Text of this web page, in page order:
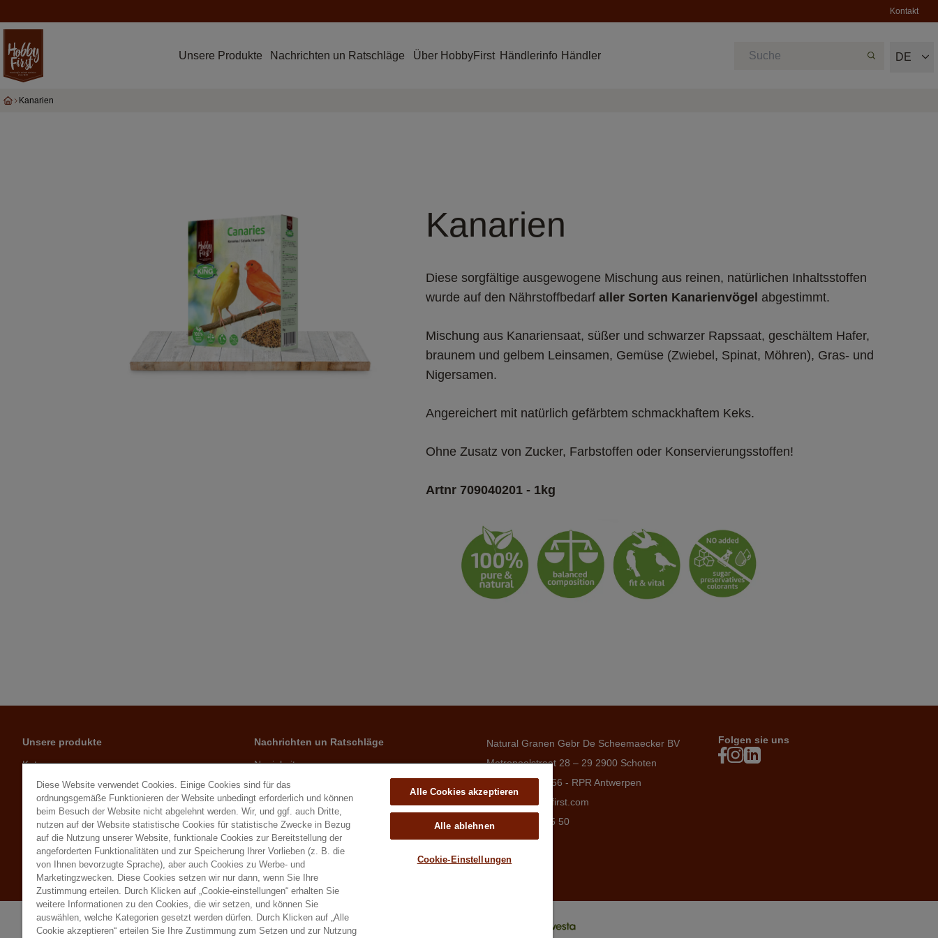
Kontakt
Unsere Produkte Nachrichten un Ratschläge Über HobbyFirst Händlerinfo Händler DE
Kanarien
Kanarien
Diese sorgfältige ausgewogene Mischung aus reinen, natürlichen Inhaltsstoffen
wurde auf den Nährstoffbedarf aller Sorten Kanarienvögel abgestimmt.​
Mischung aus Kanariensaat, süßer und schwarzer Rapssaat, geschältem Hafer,
braunem und gelbem Leinsamen, Gemüse (Zwiebel, Spinat, Möhren), Gras- und
Nigersamen.​
Angereichert mit natürlich gefärbtem schmackhaftem Keks.​
Ohne Zusatz von Zucker, Farbstoffen oder Konservierungsstoffen!​
Artnr 709040201 - 1kg
Unsere produkte
Katze
Hund
Kleintiere
Geflügel
Herbivoren
Vögel
Besucher des Gartens
Nachrichten un Ratschläge
Neuigkeiten
Ratschläge
Natural Granen Gebr De Scheemaecker BV
Metropoolstraat 28 – 29 2900 Schoten
BE 0437.115.256 - RPR Antwerpen
E. info@hobbyfirst.com
T. +32 3 640 35 50
Folgen sie uns
Diese Website verwendet Cookies. Einige Cookies sind für das
ordnungsgemäße Funktionieren der Website unbedingt erforderlich und können
beim Besuch der Website nicht abgelehnt werden. Wir, und ggf. auch Dritte,
nutzen auf der Website statistische Cookies für statistische Zwecke in Bezug
auf die Nutzung unserer Website, funktionale Cookies zur Bereitstellung der
angeforderten Funktionalitäten und zur Speicherung Ihrer Vorlieben (z. B. die
von Ihnen bevorzugte Sprache), aber auch Cookies zu Werbe- und
Marketingzwecken. Diese Cookies setzen wir nur dann, wenn Sie Ihre
Zustimmung erteilen. Durch Klicken auf „Cookie-einstellungen“ erhalten Sie
weitere Informationen zu den Cookies, die wir setzen, und können Sie
auswählen, welche Kategorien gesetzt werden dürfen. Durch Klicken auf „Alle
Cookie akzeptieren“ erteilen Sie Ihre Zustimmung zum Setzen und zur Nutzung
Alle Cookies akzeptieren
Alle ablehnen
Cookie-Einstellungen